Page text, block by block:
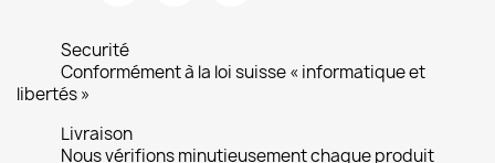
Securité
Conformément à la loi suisse « informatique et
libertés »
Livraison
Nous vérifions minutieusement chaque produit